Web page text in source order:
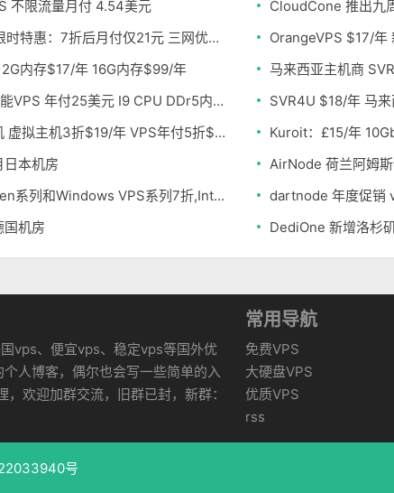
不限流量月付 4.54美元
CloudCone 推出九
LOCVPS 香港VPS限时特惠：7折后月付仅21元 三网优化BGP线路 可选原生IP
OrangeVPS $17/年
内存$17/年 16G内存$99/年
DediRock 新上高性能VPS 年付25美元 I9 CPU DDr5内存 纽约机房
SVR4U $18/年 马
HawkHost/老鹰主机 虚拟主机3折$19/年 VPS年付5折$25/年
Kuroit：£15/年
本机房
DesiVPS AMD Ryzen系列和Windows VPS系列7折,Intel系列年付11.6美元
dartnode 年度促销
国机房
vps、便宜vps、稳定vps等国外优
人博客，偶尔也会写一些简单的入
欢迎加群交流，旧群已封，新群：
常用导航
免费VPS
大硬盘VPS
优质VPS
rss
号